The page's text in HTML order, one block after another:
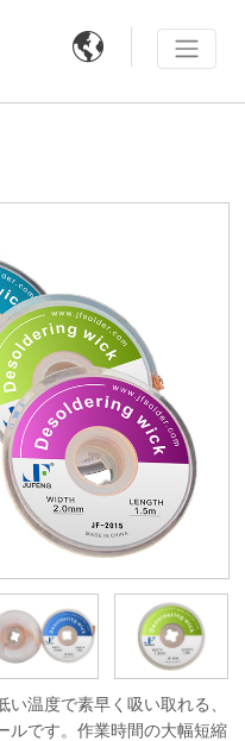

温度で素早く吸い取れる、
ルです。作業時間の大幅短縮